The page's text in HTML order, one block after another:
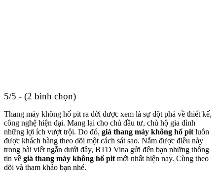
5/5 - (2 bình chọn)
Thang máy không hố pit ra đời được xem là sự đột phá về thiết kế,
công nghệ hiện đại. Mang lại cho chủ đầu tư, chủ hộ gia đình
những lợi ích vượt trội. Do đó, giá thang máy không hố pit luôn
được khách hàng theo dõi một cách sát sao. Nắm được điều này
trong bài viết ngắn dưới đây, BTD Vina gửi đến bạn những thông
tin về giá thang máy không hố pit mới nhất hiện nay. Cùng theo
dõi và tham khảo bạn nhé.